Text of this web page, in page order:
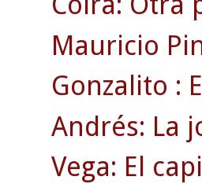
Mauricio
Gonzalito :
Andrés: La
Vega: El